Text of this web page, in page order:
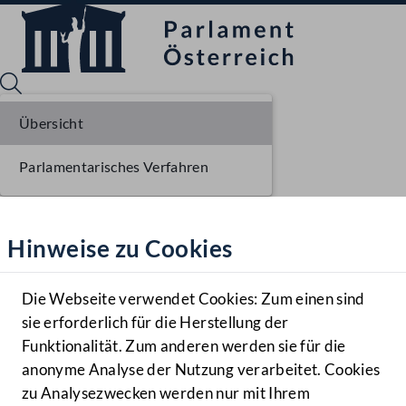
Hilfe
Benutzer
Navigationsmenü öffnen
MENÜ
Hinweise zu Cookies
Die Webseite verwendet Cookies: Zum einen sind
sie erforderlich für die Herstellung der
Funktionalität. Zum anderen werden sie für die
anonyme Analyse der Nutzung verarbeitet. Cookies
zu Analysezwecken werden nur mit Ihrem
Übersicht
Parlamentarisches Verfahren